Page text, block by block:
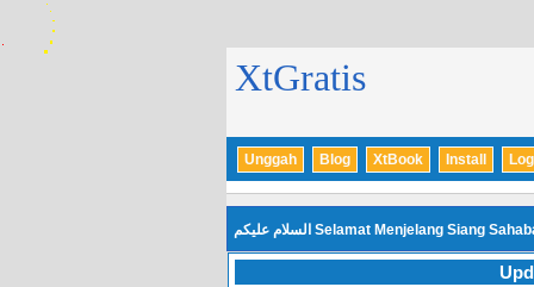
XtGratis
Unggah Blog XtBook Install
Selamat Menjelang Siang